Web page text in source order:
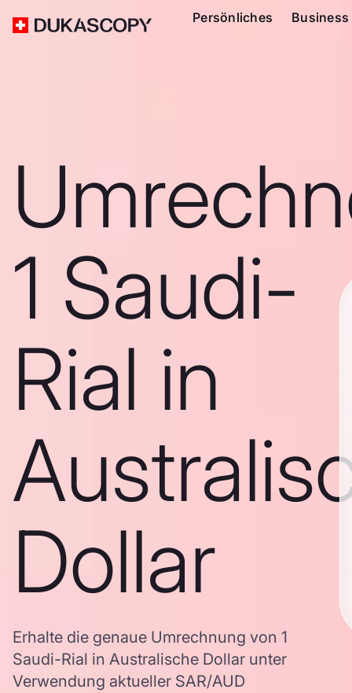
Persönliches Business
1 Saudi-
Rial in
Dollar
Erhalte die genaue Umrechnung von 1
Saudi-Rial in Australische Dollar unter
Verwendung aktueller SAR/AUD